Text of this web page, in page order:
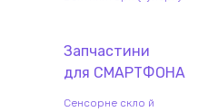
Запчастини
для СМАРТФОНА
Сенсорне скло й